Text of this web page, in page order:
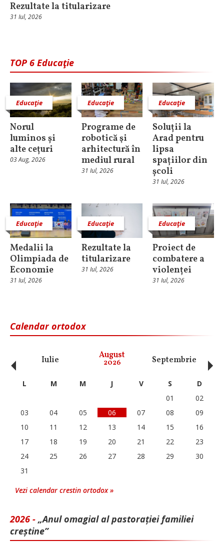
Rezultate la titularizare
31 Iul, 2026
TOP 6 Educaţie
Educaţie
Norul
luminos și
alte cețuri
03 Aug, 2026
Educaţie
Programe de
robotică şi
arhitectură în
mediul rural
31 Iul, 2026
Educaţie
Soluții la
Arad pentru
lipsa
spațiilor din
școli
31 Iul, 2026
Educaţie
Medalii la
Olimpiada de
Economie
31 Iul, 2026
Educaţie
Rezultate la
titularizare
31 Iul, 2026
Educaţie
Proiect de
combatere a
violenței
31 Iul, 2026
Calendar ortodox
Iulie August
2026 Septembrie
‹ L M M J V S
D
01
02
03
04 05 06 07 08
09
10
11 12 13 14 15
16
17
18 19 20 21 22
23
24
25 26 27 28 29
30
31
Vezi calendar crestin ortodox »
2026 - „Anul omagial al pastorației familiei
creștine”